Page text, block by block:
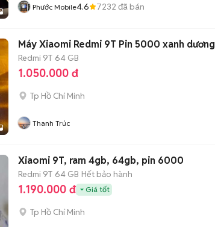
Phước Mobile4.6 7232 đã bán
Máy Xiaomi Redmi 9T Pin 5000 xanh dương
Redmi 9T 64 GB
1.050.000 đ
Tp Hồ Chí Minh
Thanh Trúc
Xiaomi 9T, ram 4gb, 64gb, pin 6000
Redmi 9T 64 GB Hết bảo hành
1.190.000 đ Giá tốt
Tp Hồ Chí Minh